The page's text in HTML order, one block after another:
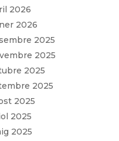
2026
2026
2025
2025
2025
2025
2025
2025
2025